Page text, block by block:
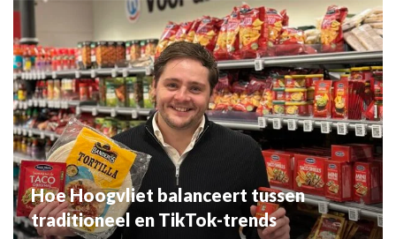
Hoe Hoogvliet balanceert tussen
traditioneel en TikTok-trends